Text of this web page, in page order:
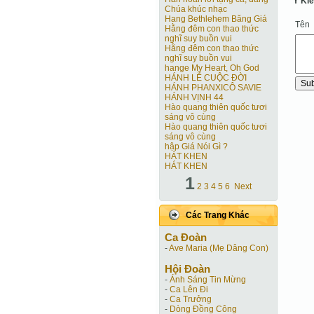
Chúa khúc nhạc
Hang Bethlehem Băng Giá
Hằng đêm con thao thức
nghĩ suy buồn vui
Hằng đêm con thao thức
nghĩ suy buồn vui
hange My Heart, Oh God
HÁNH LỄ CUỘC ĐỜI
HÁNH PHANXICÔ SAVIE
HÁNH VỊNH 44
Hào quang thiên quốc tươi
sáng vô cùng
Hào quang thiên quốc tươi
sáng vô cùng
hập Giá Nói Gì ?
HÁT KHEN
HÁT KHEN
1 2 3 4 5 6 Next
Các Trang Khác
Ca Ðoàn
-Ave Maria (Mẹ Dâng Con)
Hội Ðoàn
- Ánh Sáng Tin Mừng
- Ca Lên Đi
- Ca Trưởng
- Dòng Đồng Công
Tên